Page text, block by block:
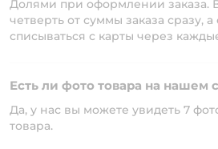
Долями при оформлении заказа.
четверть от суммы заказа сразу,
списываться с карты через
Есть ли фото товара на нашем
Да, у нас вы можете увидеть 7
товара.